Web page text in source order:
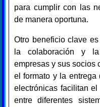
para cumplir con las
de manera oportuna.
Otro beneficio clave
la colaboración y
empresas y sus socios
el formato y la entrega
electrónicas facilitan
entre diferentes